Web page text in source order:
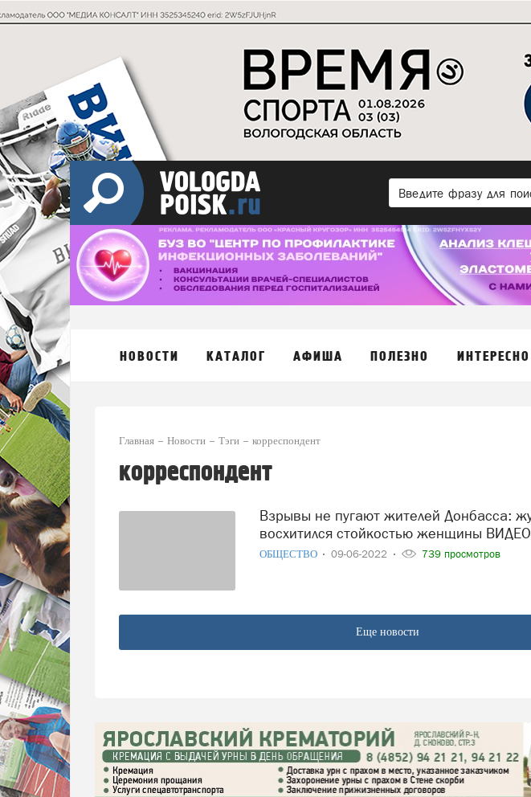
НОВОСТИ КАТАЛОГ АФИША ПОЛЕЗНО ИНТЕРЕСНО
Главная Новости Тэги корреспондент
корреспондент
Взрывы не пугают жителей Донбасса: журналист
восхитился стойкостью женщины ВИДЕО
ОБЩЕСТВО 09-06-2022 739 просмотров
Еще новости